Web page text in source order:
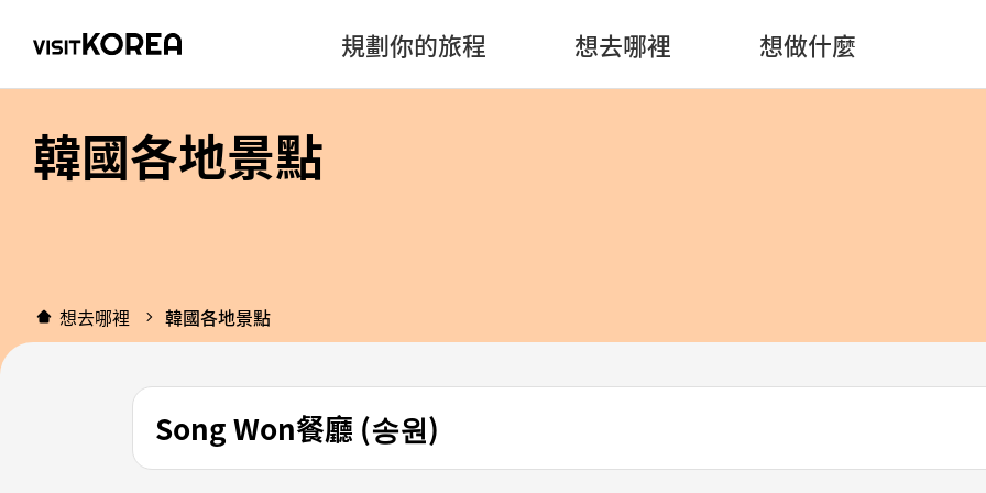
規劃你的旅程 想去哪裡 想做什麼
韓國各地景點
想去哪裡 韓國各地景點
Song Won餐廳 (송원)